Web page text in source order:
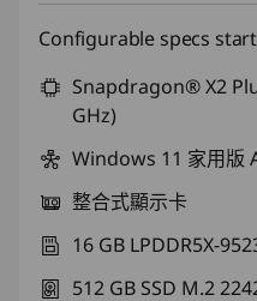
Configurable specs
Snapdragon® X2
GHz)
Windows 11 家用版
整合式顯示卡
16 GB LPDDR5X-
512 GB SSD M.2